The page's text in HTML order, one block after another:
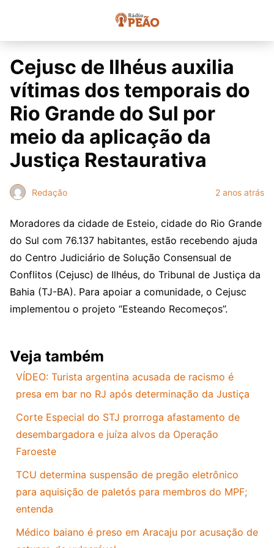
Cejusc de Ilhéus auxilia
vítimas dos temporais do
Rio Grande do Sul por
meio da aplicação da
Justiça Restaurativa
Redação 2 anos atrás
Moradores da cidade de Esteio, cidade do Rio Grande
do Sul com 76.137 habitantes, estão recebendo ajuda
do Centro Judiciário de Solução Consensual de
Conflitos (Cejusc) de Ilhéus, do Tribunal de Justiça da
Bahia (TJ-BA). Para apoiar a comunidade, o Cejusc
implementou o projeto “Esteando Recomeços”.
Veja também
VÍDEO: Turista argentina acusada de racismo é
presa em bar no RJ após determinação da Justiça
Corte Especial do STJ prorroga afastamento de
desembargadora e juíza alvos da Operação
Faroeste
TCU determina suspensão de pregão eletrônico
para aquisição de paletós para membros do MPF;
entenda
Médico baiano é preso em Aracaju por acusação de